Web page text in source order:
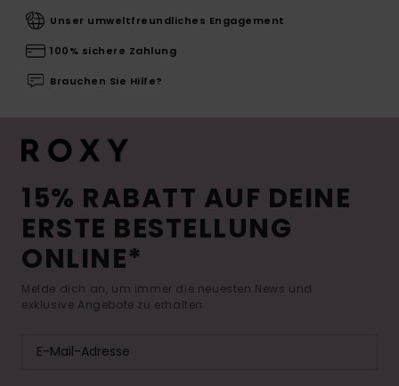
Unser umweltfreundliches Engagement
100% sichere Zahlung
Brauchen Sie Hilfe?
15% RABATT AUF DEINE
ERSTE BESTELLUNG
ONLINE*
Melde dich an, um immer die neuesten News und
exklusive Angebote zu erhalten.